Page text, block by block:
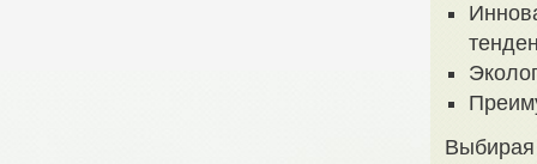
Выбирая